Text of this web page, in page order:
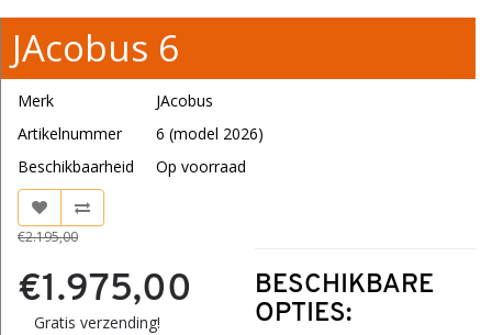
JAcobus 6
Merk
JAcobus
Artikelnummer
6 (model 2026)
Beschikbaarheid
Op voorraad
€2.195,00
€1.975,00
Gratis verzending!
BESCHIKBARE
OPTIES: